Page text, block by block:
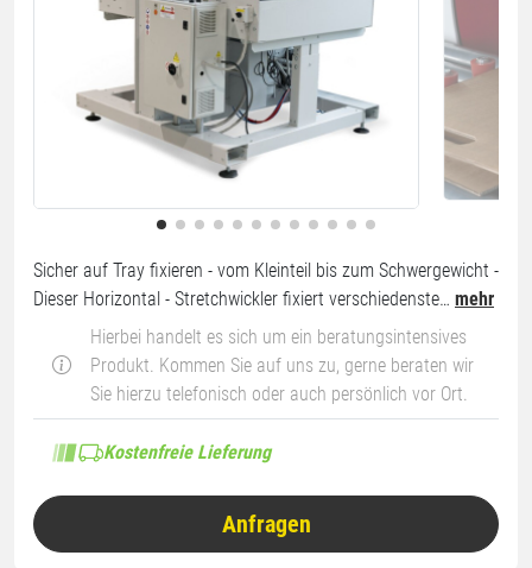
Sicher auf Tray fixieren - vom Kleinteil bis zum Schwergewicht -
Dieser Horizontal - Stretchwickler fixiert verschiedenste… mehr
Hierbei handelt es sich um ein beratungsintensives
Produkt. Kommen Sie auf uns zu, gerne beraten wir
Sie hierzu telefonisch oder auch persönlich vor Ort.
Kostenfreie Lieferung
Anfragen